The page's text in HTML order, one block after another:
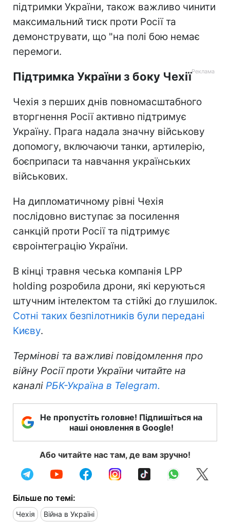
підтримки України, також важливо чинити
максимальний тиск проти Росії та
демонструвати, що "на полі бою немає
перемоги.
Підтримка України з боку Чехії
Чехія з перших днів повномасштабного
вторгнення Росії активно підтримує
Україну. Прага надала значну військову
допомогу, включаючи танки, артилерію,
боєприпаси та навчання українських
військових.
На дипломатичному рівні Чехія
послідовно виступає за посилення
санкцій проти Росії та підтримує
євроінтеграцію України.
В кінці травня чеська компанія LPP
holding розробила дрони, які керуються
штучним інтелектом та стійкі до глушилок.
Сотні таких безпілотників були передані
Києву.
Термінові та важливі повідомлення про
війну Росії проти України читайте на
каналі РБК-Україна в Telegram.
Не пропустіть головне! Підпишіться на
наші оновлення в Google!
Або читайте нас там, де вам зручно!
Більше по темі:
Чехія Війна в Україні